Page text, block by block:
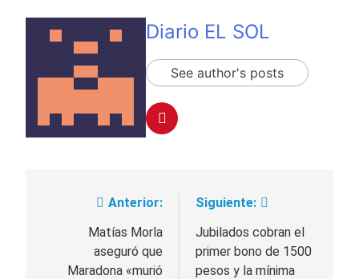
Diario EL SOL
See author's posts
Navegación
entradas
Anterior:
Matías Morla
aseguró que
Maradona «murió
Siguiente:
Jubilados cobran el
primer bono de 1500
pesos y la mínima